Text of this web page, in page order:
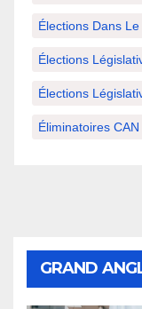
Élections Dans
Élections
Élections
Éliminatoires
GRAND